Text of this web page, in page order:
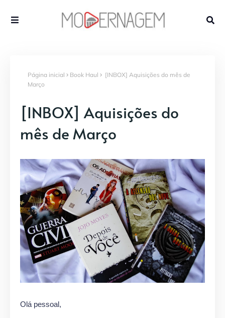
Página inicial Book Haul
[INBOX] Aquisições do mês de
Março
[INBOX] Aquisições do
mês de Março
Olá pessoal,